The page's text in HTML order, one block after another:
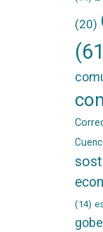
(20)
(14)